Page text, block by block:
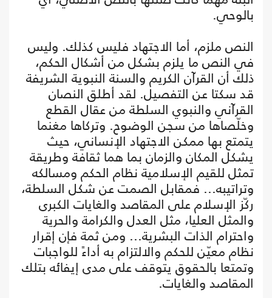
بالوحي.
النص ملزم، أما الاجتهاد فليس كذلك. وليس
في النص ما يلزم بشكل من أشكال الحكم،
ذلك أن القرآن الكريم والسنة النبوية الشريفة
قد سكتا عن التفصيل. لقد أطلق النصان
القرآني والنبوي السلطة من عقال القطع
وخلّصاها من سجن الوضوح. وتركاها مغنما
يتمتع بها ممكن الاجتهاد الإنساني، حيث
يشكل المكان والزمان بما هما ثقافة وطريقة
تمثل للقيم الإسلامية نظام الحكم ومسالكه
وتراتيبه... فمقابل الصمت عن شكل السلطة،
ركّز الإسلام على المقاصد والغايات الكبرى
والمثل العليا، مثل العدل والكرامة والحرية
واحترام الذات البشرية... ومن ثمة فإن إقرار
نظام معيّن للحكم والالتزام به أداءً للواجبات
وتمتعا بالحقوق يتوقف على مدى إيفائه بتلك
المقاصد والغايات.